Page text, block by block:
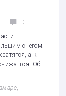
0
снегом.
а к
Об
,